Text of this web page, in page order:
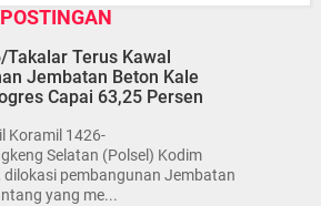
Takalar Terus Kawal
Jembatan Beton Kale
Capai 63,25 Persen
Koramil 1426-
Selatan (Polsel) Kodim
dilokasi pembangunan Jembatan
yang me...